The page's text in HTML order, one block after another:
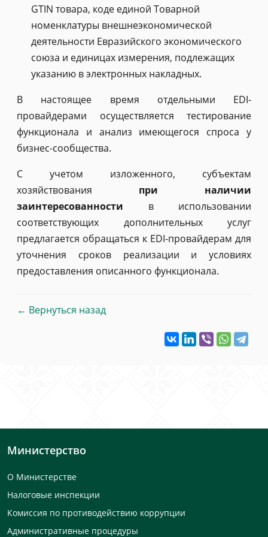
GTIN товара, коде единой Товарной
номенклатуры внешнеэкономической
деятельности Евразийского экономического
союза и единицах измерения, подлежащих
указанию в электронных накладных.
В настоящее время отдельными EDI-
провайдерами осуществляется тестирование
функционала и анализ имеющегося спроса у
бизнес-сообщества.
С учетом изложенного, субъектам
хозяйствования при наличии
заинтересованности в использовании
соответствующих дополнительных услуг
предлагается обращаться к EDI-провайдерам для
уточнения сроков реализации и условиях
предоставления описанного функционала.
← Вернуться назад
Министерство
О Министерстве
Налоговые инспекции
Комиссия по противодействию коррупции
Административные процедуры